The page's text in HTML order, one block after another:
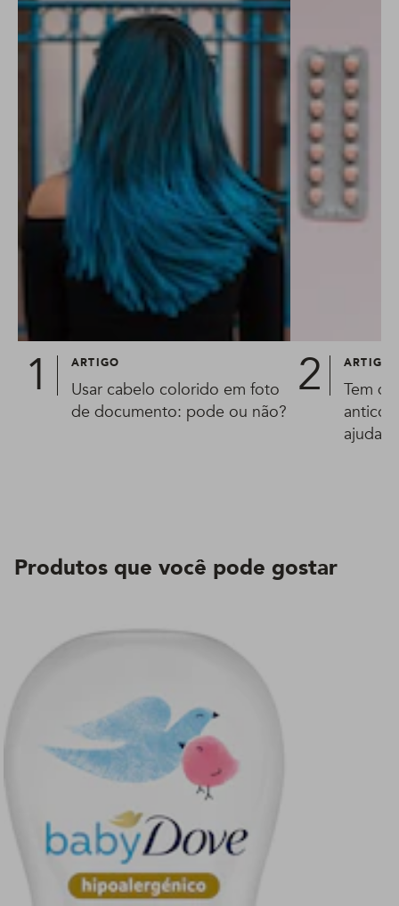
ARTIGO
Usar cabelo colorido em foto
de documento: pode ou não?
ARTIGO
Tem
ajuda!
Produtos que você pode gostar